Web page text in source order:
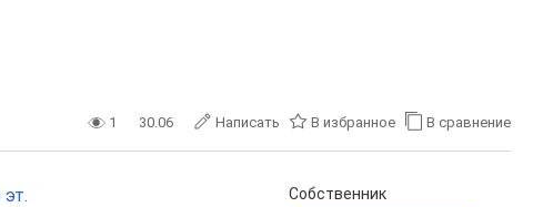
1 30.06 Написать В избранное В сравнение
Собственник